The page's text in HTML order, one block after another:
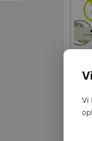
Vi